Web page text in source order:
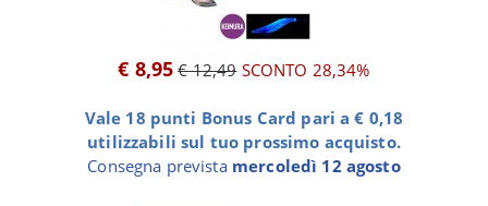
€ 8,95 € 12,49SCONTO 28,34%
Vale 18 punti Bonus Card pari a € 0,18
utilizzabili sul tuo prossimo acquisto.
Consegna prevista mercoledì 12 agosto